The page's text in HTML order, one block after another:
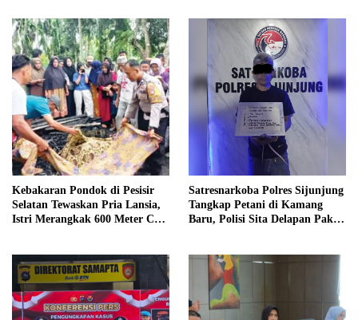
Kebakaran Pondok di Pesisir
Selatan Tewaskan Pria Lansia,
Istri Merangkak 600 Meter Cari
Satresnarkoba Polres Sijunjung
Tangkap Petani di Kamang
Baru, Polisi Sita Delapan Paket